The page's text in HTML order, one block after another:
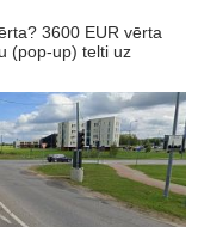
3600 EUR vērta
(pop-up) telti uz